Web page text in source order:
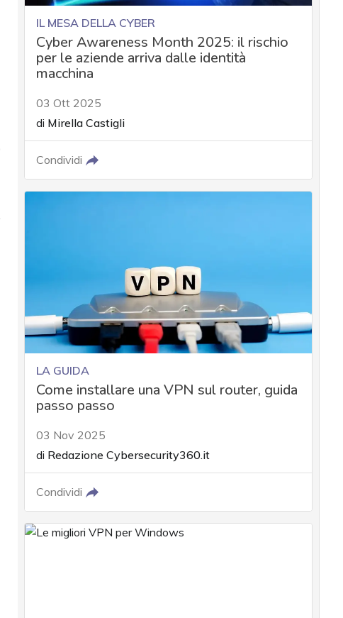
IL MESA DELLA CYBER
Cyber Awareness Month 2025: il rischio
per le aziende arriva dalle identità
macchina
03 Ott 2025
di Mirella Castigli
Condividi
LA GUIDA
Come installare una VPN sul router, guida
passo passo
03 Nov 2025
di Redazione Cybersecurity360.it
Condividi